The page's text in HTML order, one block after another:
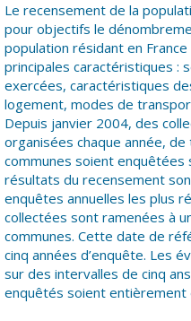
Le recensement de la
pour objectifs le
population résidant en
principales caractéristiques :
exercées, caractéristiques
logement, modes de
Depuis janvier 2004, des
organisées chaque année,
communes soient enquêtées
résultats du recensement
enquêtes annuelles les plus
collectées sont ramenées à
communes. Cette date de
cinq années d’enquête. Les
sur des intervalles de cinq
enquêtés soient entièrement